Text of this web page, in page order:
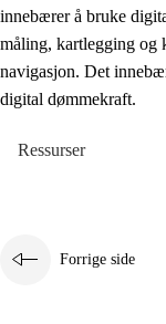
innebærer å bruke
måling, kartlegging og
navigasjon. Det
digital dømmekraft.
Ressurser
Forrige side